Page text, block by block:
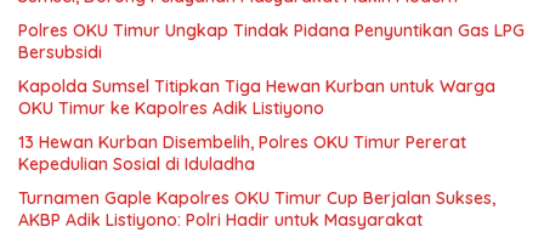
Polres OKU Timur Ungkap Tindak Pidana Penyuntikan Gas LPG
Bersubsidi
Kapolda Sumsel Titipkan Tiga Hewan Kurban untuk Warga
OKU Timur ke Kapolres Adik Listiyono
13 Hewan Kurban Disembelih, Polres OKU Timur Pererat
Kepedulian Sosial di Iduladha
Turnamen Gaple Kapolres OKU Timur Cup Berjalan Sukses,
AKBP Adik Listiyono: Polri Hadir untuk Masyarakat